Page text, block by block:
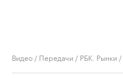
Видео / Передачи / РБК. Рынки /